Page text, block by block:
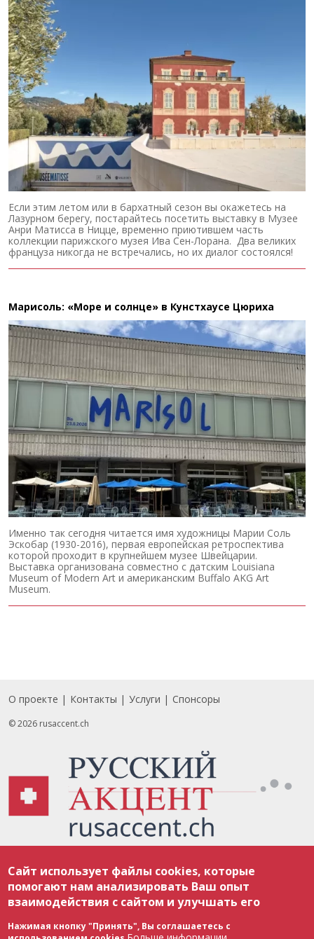
Если этим летом или в бархатный сезон вы окажетесь на
Лазурном берегу, постарайтесь посетить выставку в Музее
Анри Матисса в Ницце, временно приютившем часть
коллекции парижского музея Ива Сен-Лорана. Два великих
француза никогда не встречались, но их диалог состоялся!
Марисоль: «Море и солнце» в Кунстхаусе Цюриха
Именно так сегодня читается имя художницы Марии Соль
Эскобар (1930-2016), первая европейская ретроспектива
которой проходит в крупнейшем музее Швейцарии.
Выставка организована совместно с датским Louisiana
Museum of Modern Art и американским Buffalo AKG Art
Museum.
Footer
О проекте Контакты Услуги Спонсоры
© 2026 rusaccent.ch
соответствии с законодательством Швейцарии об авторском праве и
международными соглашениями. Полное или частичное использование
материалов возможно только с разрешения редакции. В случае полного
или частичного воспроизведения материалов сайта rusaccent.ch,
ОБЯЗАТЕЛЬНА АКТИВНАЯ ГИПЕРССЫЛКА на конкретный заимствованный
текст. Фотоизображения, размещенные редакцией rusaccent.ch, являются
ее исключительной собственностью. Полное или частичное
Сайт использует файлы cookies, которые
помогают нам анализировать Ваш опыт
взаимодействия с сайтом и улучшать его
Нажимая кнопку "Принять", Вы соглашаетесь с